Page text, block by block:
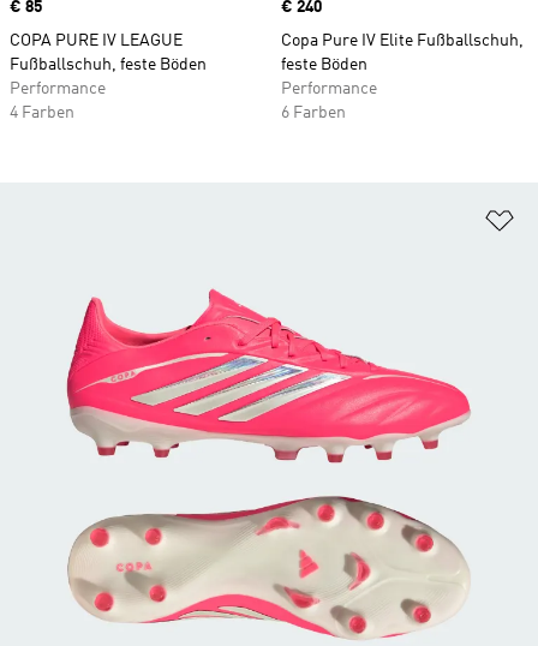
Price
€ 85
COPA PURE IV LEAGUE
Fußballschuh, feste Böden
Performance
4 Farben
Price
€ 240
Copa Pure IV Elite Fußballschuh,
feste Böden
Performance
6 Farben